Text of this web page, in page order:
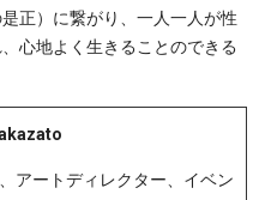
正）に繋がり、一人一人が性
心地よく生きることのできる
アートディレクター、イベン